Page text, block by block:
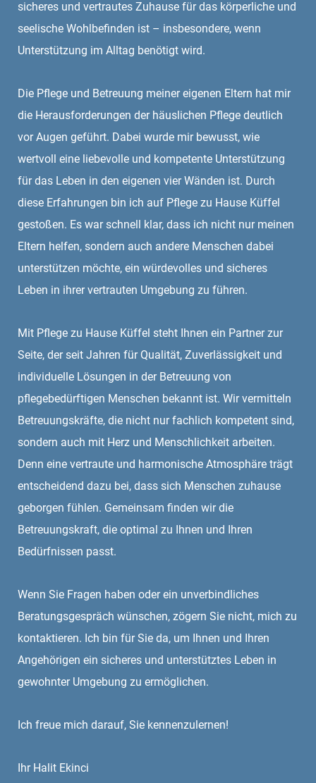
sicheres und vertrautes Zuhause für das körperliche und
seelische Wohlbefinden ist – insbesondere, wenn
Unterstützung im Alltag benötigt wird.
Die Pflege und Betreuung meiner eigenen Eltern hat mir
die Herausforderungen der häuslichen Pflege deutlich
vor Augen geführt. Dabei wurde mir bewusst, wie
wertvoll eine liebevolle und kompetente Unterstützung
für das Leben in den eigenen vier Wänden ist. Durch
diese Erfahrungen bin ich auf Pflege zu Hause Küffel
gestoßen. Es war schnell klar, dass ich nicht nur meinen
Eltern helfen, sondern auch andere Menschen dabei
unterstützen möchte, ein würdevolles und sicheres
Leben in ihrer vertrauten Umgebung zu führen.
Mit Pflege zu Hause Küffel steht Ihnen ein Partner zur
Seite, der seit Jahren für Qualität, Zuverlässigkeit und
individuelle Lösungen in der Betreuung von
pflegebedürftigen Menschen bekannt ist. Wir vermitteln
Betreuungskräfte, die nicht nur fachlich kompetent sind,
sondern auch mit Herz und Menschlichkeit arbeiten.
Denn eine vertraute und harmonische Atmosphäre trägt
entscheidend dazu bei, dass sich Menschen zuhause
geborgen fühlen. Gemeinsam finden wir die
Betreuungskraft, die optimal zu Ihnen und Ihren
Bedürfnissen passt.
Wenn Sie Fragen haben oder ein unverbindliches
Beratungsgespräch wünschen, zögern Sie nicht, mich zu
kontaktieren. Ich bin für Sie da, um Ihnen und Ihren
Angehörigen ein sicheres und unterstütztes Leben in
gewohnter Umgebung zu ermöglichen.
Ich freue mich darauf, Sie kennenzulernen!
Ihr Halit Ekinci